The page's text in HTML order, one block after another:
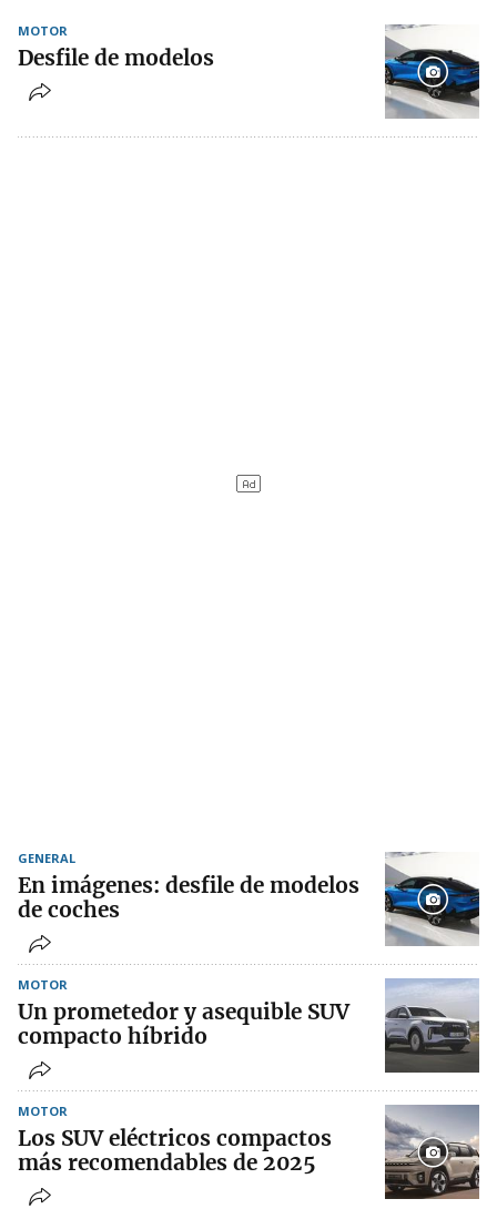
MOTOR
Desfile de modelos
GENERAL
En imágenes: desfile de modelos
de coches
MOTOR
Un prometedor y asequible SUV
compacto híbrido
MOTOR
Los SUV eléctricos compactos
más recomendables de 2025